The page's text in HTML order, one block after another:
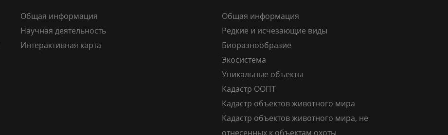
Общая информация
Научная деятельность
Интерактивная карта
Общая информация
Редкие и исчезающие виды
Биоразнообразие
Экосистема
Уникальные объекты
Кадастр ООПТ
Кадастр объектов животного мира
Кадастр объектов животного мира, не
отнесенных к объектам охоты